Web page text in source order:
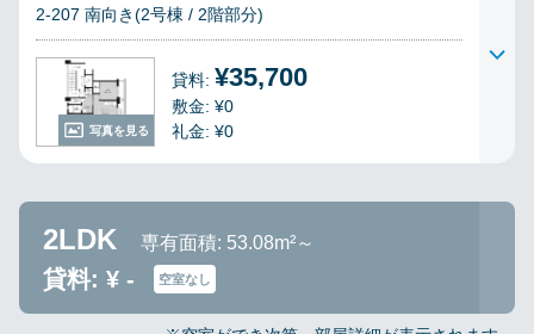
写真を見る
2-207 南向き(2号棟 / 2階部分)
貸料: ¥35,700
敷金: ¥0
礼金: ¥0
2LDK 専有面積: 53.08m²～
貸料: ¥ - 空室なし